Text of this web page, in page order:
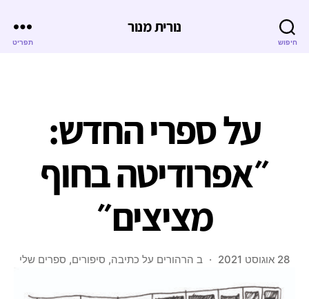
חיפוש
נורית מנור
תפריט
על ספרי החדש:
״אפרודיטה בחוף
מציצים״
28 אוגוסט 2021 ב הרהורים על כתיבה, סיפורים, ספרים שלי